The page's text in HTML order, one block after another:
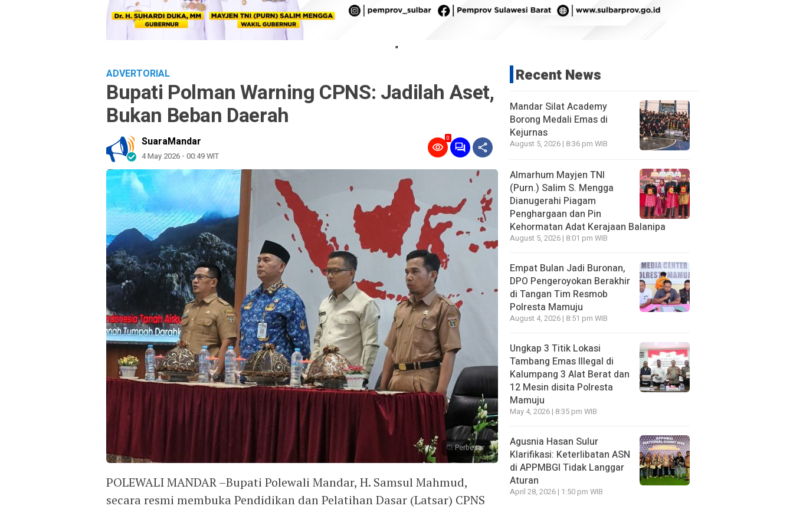
"
ADVERTORIAL
Bupati Polman Warning CPNS: Jadilah Aset,
Bukan Beban Daerah
SuaraMandar
4 May 2026 - 00:49 WIT
0
Perbesar
POLEWALI MANDAR –Bupati Polewali Mandar, H. Samsul Mahmud,
secara resmi membuka Pendidikan dan Pelatihan Dasar (Latsar) CPNS
Recent News
Mandar Silat Academy
Borong Medali Emas di
Kejurnas
August 5, 2026 | 8:36 pm WIB
Almarhum Mayjen TNI
(Purn.) Salim S. Mengga
Dianugerahi Piagam
Penghargaan dan Pin
Kehormatan Adat Kerajaan Balanipa
August 5, 2026 | 8:01 pm WIB
Empat Bulan Jadi Buronan,
DPO Pengeroyokan Berakhir
di Tangan Tim Resmob
Polresta Mamuju
August 4, 2026 | 8:51 pm WIB
Ungkap 3 Titik Lokasi
Tambang Emas Illegal di
Kalumpang 3 Alat Berat dan
12 Mesin disita Polresta
Mamuju
May 4, 2026 | 8:35 pm WIB
Agusnia Hasan Sulur
Klarifikasi: Keterlibatan ASN
di APPMBGI Tidak Langgar
Aturan
April 28, 2026 | 1:50 pm WIB